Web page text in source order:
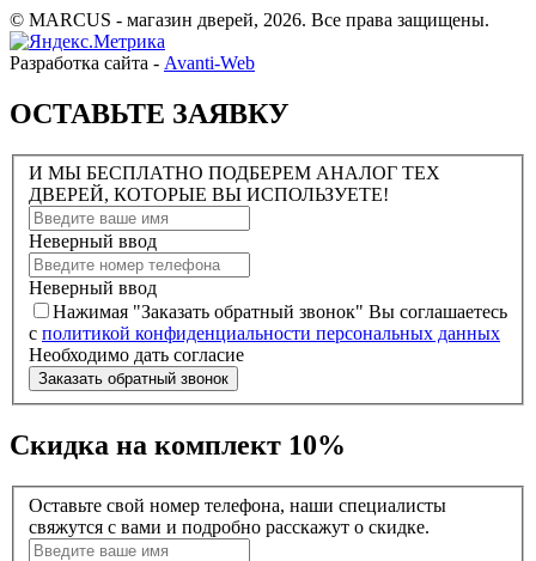
© MARCUS - магазин дверей, 2026. Все права защищены.
Разработка сайта - Avanti-Web
ОСТАВЬТЕ ЗАЯВКУ
И МЫ БЕСПЛАТНО ПОДБЕРЕМ АНАЛОГ ТЕХ
ДВЕРЕЙ, КОТОРЫЕ ВЫ ИСПОЛЬЗУЕТЕ!
Неверный ввод
Неверный ввод
Нажимая "Заказать обратный звонок" Вы соглашаетесь
с политикой конфиденциальности персональных данных
Необходимо дать согласие
Заказать обратный звонок
Скидка на комплект 10%
Оставьте свой номер телефона, наши специалисты
свяжутся с вами и подробно расскажут о скидке.